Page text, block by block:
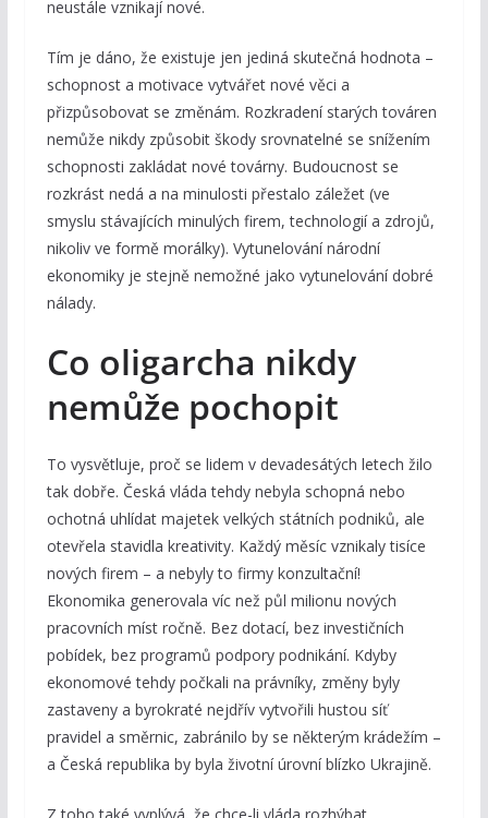
neustále vznikají nové.
Tím je dáno, že existuje jen jediná skutečná hodnota –
schopnost a motivace vytvářet nové věci a
přizpůsobovat se změnám. Rozkradení starých továren
nemůže nikdy způsobit škody srovnatelné se snížením
schopnosti zakládat nové továrny. Budoucnost se
rozkrást nedá a na minulosti přestalo záležet (ve
smyslu stávajících minulých firem, technologií a zdrojů,
nikoliv ve formě morálky). Vytunelování národní
ekonomiky je stejně nemožné jako vytunelování dobré
nálady.
Co oligarcha nikdy
nemůže pochopit
To vysvětluje, proč se lidem v devadesátých letech žilo
tak dobře. Česká vláda tehdy nebyla schopná nebo
ochotná uhlídat majetek velkých státních podniků, ale
otevřela stavidla kreativity. Každý měsíc vznikaly tisíce
nových firem – a nebyly to firmy konzultační!
Ekonomika generovala víc než půl milionu nových
pracovních míst ročně. Bez dotací, bez investičních
pobídek, bez programů podpory podnikání. Kdyby
ekonomové tehdy počkali na právníky, změny byly
zastaveny a byrokraté nejdřív vytvořili hustou síť
pravidel a směrnic, zabránilo by se některým krádežím –
a Česká republika by byla životní úrovní blízko Ukrajině.